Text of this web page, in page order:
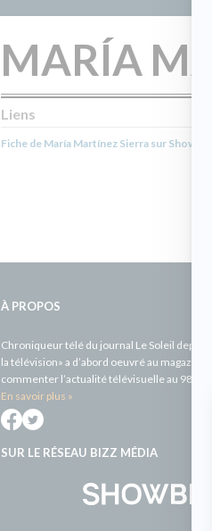
MARÍA
Liens
Fiche de María Martínez Sierra sur
À PROPOS
Chroniqueur télé du journal Le Soleil depuis
la télévision» a d’abord oeuvré au
commenter l’actualité télévisuelle au 98,5.
En savoir plus »
SUR LE RÉSEAU BIZZ MÉDIA